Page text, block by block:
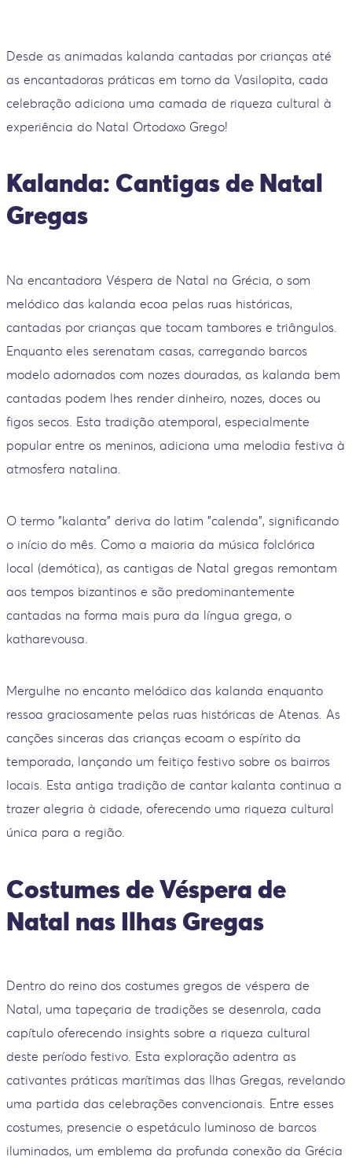
Desde as animadas kalanda cantadas por crianças até
as encantadoras práticas em torno da Vasilopita, cada
celebração adiciona uma camada de riqueza cultural à
experiência do Natal Ortodoxo Grego!
Kalanda: Cantigas de Natal
Gregas
Na encantadora Véspera de Natal na Grécia, o som
melódico das kalanda ecoa pelas ruas históricas,
cantadas por crianças que tocam tambores e triângulos.
Enquanto eles serenatam casas, carregando barcos
modelo adornados com nozes douradas, as kalanda bem
cantadas podem lhes render dinheiro, nozes, doces ou
figos secos. Esta tradição atemporal, especialmente
popular entre os meninos, adiciona uma melodia festiva à
atmosfera natalina.
O termo "kalanta" deriva do latim "calenda", significando
o início do mês. Como a maioria da música folclórica
local (demótica), as cantigas de Natal gregas remontam
aos tempos bizantinos e são predominantemente
cantadas na forma mais pura da língua grega, o
katharevousa.
Mergulhe no encanto melódico das kalanda enquanto
ressoa graciosamente pelas ruas históricas de Atenas. As
canções sinceras das crianças ecoam o espírito da
temporada, lançando um feitiço festivo sobre os bairros
locais. Esta antiga tradição de cantar kalanta continua a
trazer alegria à cidade, oferecendo uma riqueza cultural
única para a região.
Costumes de Véspera de
Natal nas Ilhas Gregas
Dentro do reino dos costumes gregos de véspera de
Natal, uma tapeçaria de tradições se desenrola, cada
capítulo oferecendo insights sobre a riqueza cultural
deste período festivo. Esta exploração adentra as
cativantes práticas marítimas das Ilhas Gregas, revelando
uma partida das celebrações convencionais. Entre esses
costumes, presencie o espetáculo luminoso de barcos
iluminados, um emblema da profunda conexão da Grécia